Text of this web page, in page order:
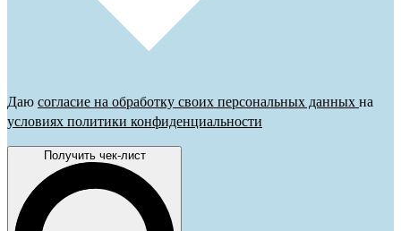
Даю согласие на обработку своих персональных данных на
условиях политики конфиденциальности
Получить чек-лист